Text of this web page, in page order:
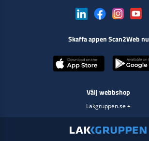
Skaffa appen Scan2Web nu
Välj webbshop
Lakgruppen.se